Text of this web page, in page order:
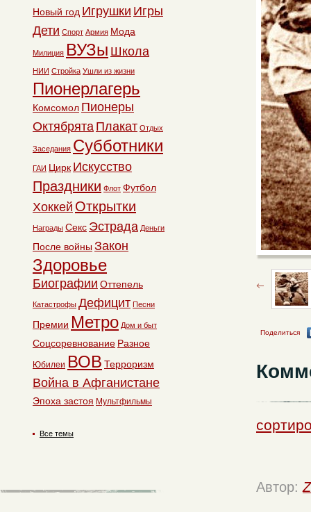
Поделиться
Автор:
Новый год Игрушки Игры
Дети Спорт Армия Мода
Милиция ВУЗы Школа
НИИ Стройка Ушли из жизни
Пионерлагерь
Комсомол Пионеры
Октябрята Плакат Отдых
Заседания Субботники
ГАИ Цирк Искусство
Праздники Флот Футбол
Хоккей Открытки
Награды Секс Эстрада Деньги
После войны Закон
Здоровье
Биографии Оттепель
Катастрофы Дефицит Песни
Премии Метро Дом и быт
Соцсоревнование Разное
Юбилеи ВОВ Терроризм
Война в Афганистане
Эпоха застоя Мультфильмы
Все темы